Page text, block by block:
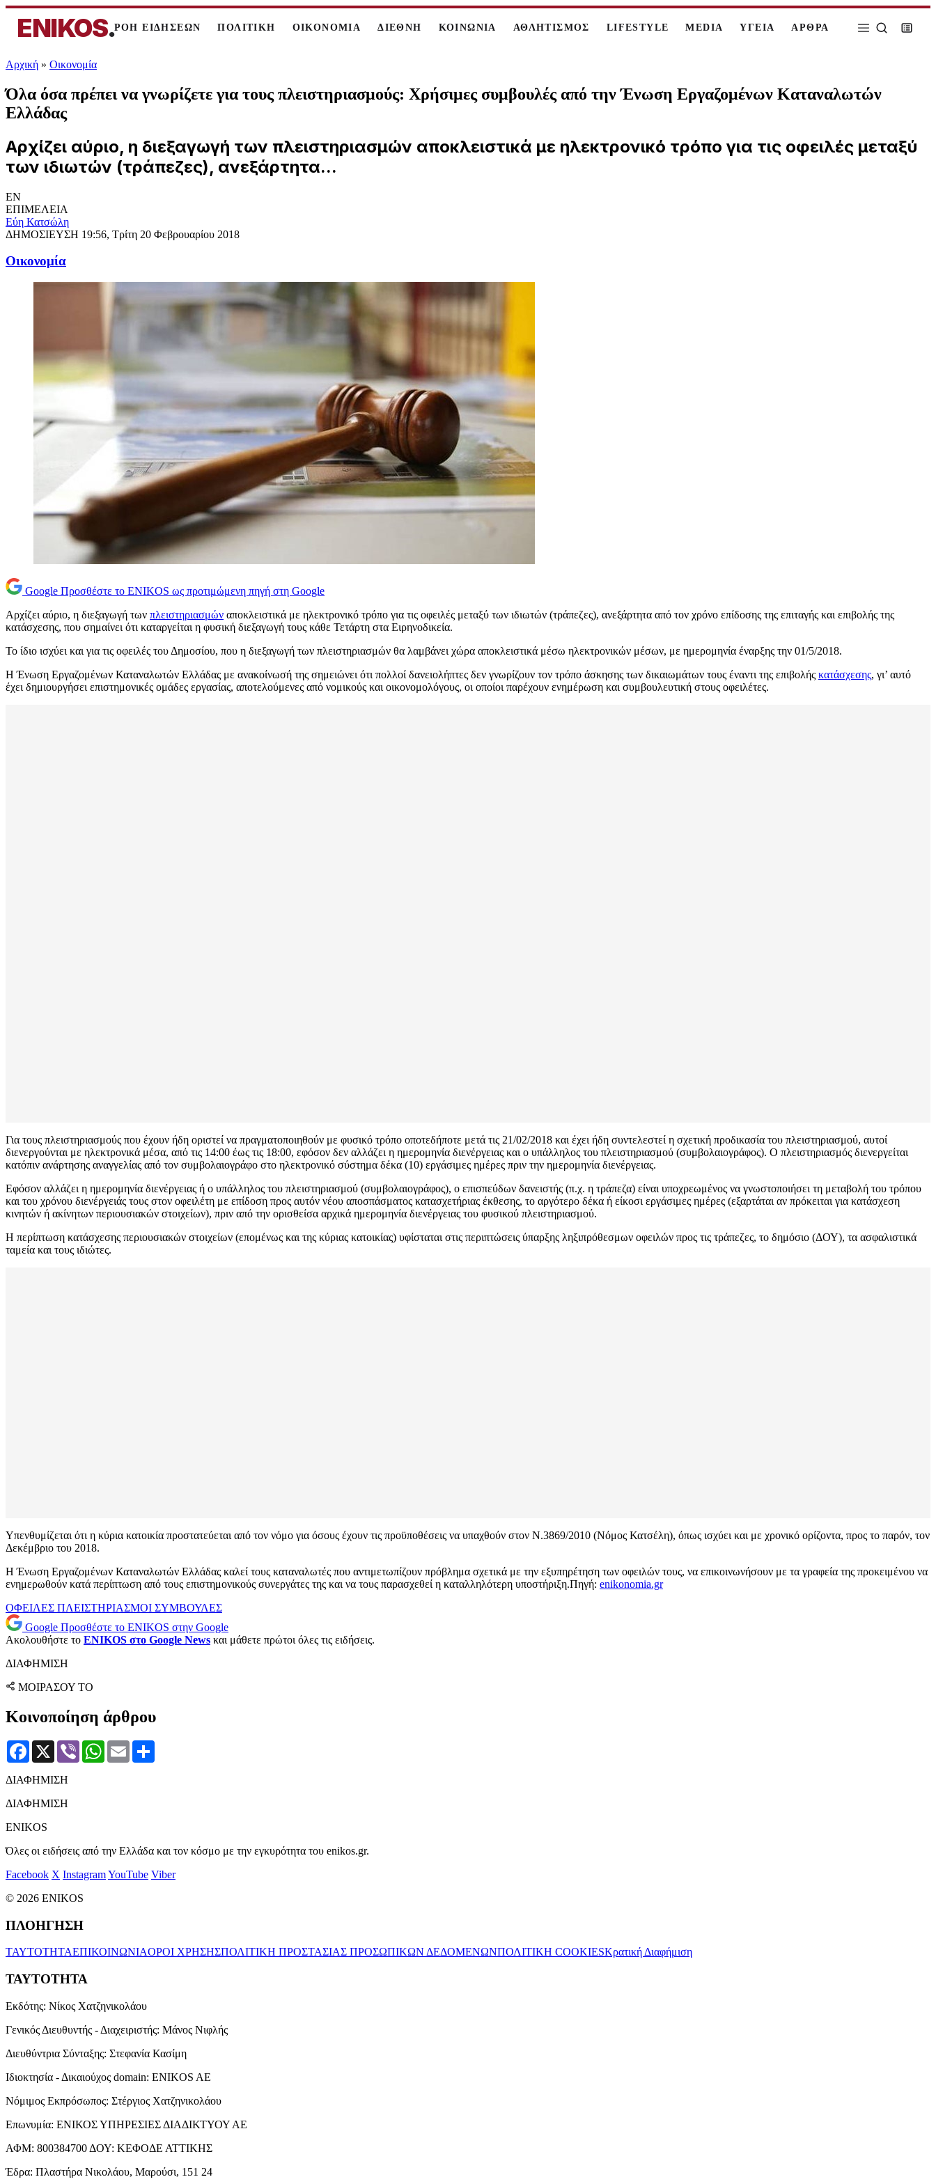
ENIKOS.ΡΟΗ ΕΙΔΗΣΕΩΝ ΠΟΛΙΤΙΚΗ ΟΙΚΟΝΟΜΙΑ ΔΙΕΘΝΗ ΚΟΙΝΩΝΙΑ ΑΘΛΗΤΙΣΜΟΣ LIFESTYLE MEDIA ΥΓΕΙΑ ΑΡΘΡΑ
Αρχική » Oικονομία
Όλα όσα πρέπει να γνωρίζετε για τους πλειστηριασμούς: Χρήσιμες συμβουλές από την Ένωση Εργαζομένων Καταναλωτών
Ελλάδας
Αρχίζει αύριο, η διεξαγωγή των πλειστηριασμών αποκλειστικά με ηλεκτρονικό τρόπο για τις οφειλές μεταξύ
των ιδιωτών (τράπεζες), ανεξάρτητα...
EN
ΕΠΙΜΕΛΕΙΑ
Εύη Κατσώλη
ΔΗΜΟΣΙΕΥΣΗ 19:56, Τρίτη 20 Φεβρουαρίου 2018
Oικονομία
Google Προσθέστε το ENIKOS ως προτιμώμενη πηγή στη Google
Αρχίζει αύριο, η διεξαγωγή των πλειστηριασμών αποκλειστικά με ηλεκτρονικό τρόπο για τις οφειλές μεταξύ των ιδιωτών (τράπεζες), ανεξάρτητα από τον χρόνο επίδοσης της επιταγής και επιβολής της
κατάσχεσης, που σημαίνει ότι καταργείται η φυσική διεξαγωγή τους κάθε Τετάρτη στα Ειρηνοδικεία.
Το ίδιο ισχύει και για τις οφειλές του Δημοσίου, που η διεξαγωγή των πλειστηριασμών θα λαμβάνει χώρα αποκλειστικά μέσω ηλεκτρονικών μέσων, με ημερομηνία έναρξης την 01/5/2018.
Η Ένωση Εργαζομένων Καταναλωτών Ελλάδας με ανακοίνωσή της σημειώνει ότι πολλοί δανειολήπτες δεν γνωρίζουν τον τρόπο άσκησης των δικαιωμάτων τους έναντι της επιβολής κατάσχεσης, γι’ αυτό
έχει δημιουργήσει επιστημονικές ομάδες εργασίας, αποτελούμενες από νομικούς και οικονομολόγους, οι οποίοι παρέχουν ενημέρωση και συμβουλευτική στους οφειλέτες.
Για τους πλειστηριασμούς που έχουν ήδη οριστεί να πραγματοποιηθούν με φυσικό τρόπο οποτεδήποτε μετά τις 21/02/2018 και έχει ήδη συντελεστεί η σχετική προδικασία του πλειστηριασμού, αυτοί
διενεργούνται με ηλεκτρονικά μέσα, από τις 14:00 έως τις 18:00, εφόσον δεν αλλάζει η ημερομηνία διενέργειας και ο υπάλληλος του πλειστηριασμού (συμβολαιογράφος). Ο πλειστηριασμός διενεργείται
κατόπιν ανάρτησης αναγγελίας από τον συμβολαιογράφο στο ηλεκτρονικό σύστημα δέκα (10) εργάσιμες ημέρες πριν την ημερομηνία διενέργειας.
Εφόσον αλλάζει η ημερομηνία διενέργειας ή ο υπάλληλος του πλειστηριασμού (συμβολαιογράφος), ο επισπεύδων δανειστής (π.χ. η τράπεζα) είναι υποχρεωμένος να γνωστοποιήσει τη μεταβολή του τρόπου
και του χρόνου διενέργειάς τους στον οφειλέτη με επίδοση προς αυτόν νέου αποσπάσματος κατασχετήριας έκθεσης, το αργότερο δέκα ή είκοσι εργάσιμες ημέρες (εξαρτάται αν πρόκειται για κατάσχεση
κινητών ή ακίνητων περιουσιακών στοιχείων), πριν από την ορισθείσα αρχικά ημερομηνία διενέργειας του φυσικού πλειστηριασμού.
H περίπτωση κατάσχεσης περιουσιακών στοιχείων (επομένως και της κύριας κατοικίας) υφίσταται στις περιπτώσεις ύπαρξης ληξιπρόθεσμων οφειλών προς τις τράπεζες, το δημόσιο (ΔΟΥ), τα ασφαλιστικά
ταμεία και τους ιδιώτες.
Υπενθυμίζεται ότι η κύρια κατοικία προστατεύεται από τον νόμο για όσους έχουν τις προϋποθέσεις να υπαχθούν στον Ν.3869/2010 (Νόμος Κατσέλη), όπως ισχύει και με χρονικό ορίζοντα, προς το παρόν, τον
Δεκέμβριο του 2018.
Η Ένωση Εργαζομένων Καταναλωτών Ελλάδας καλεί τους καταναλωτές που αντιμετωπίζουν πρόβλημα σχετικά με την εξυπηρέτηση των οφειλών τους, να επικοινωνήσουν με τα γραφεία της προκειμένου να
ενημερωθούν κατά περίπτωση από τους επιστημονικούς συνεργάτες της και να τους παρασχεθεί η καταλληλότερη υποστήριξη.Πηγή: enikonomia.gr
ΟΦΕΙΛΕΣ ΠΛΕΙΣΤΗΡΙΑΣΜΟΙ ΣΥΜΒΟΥΛΕΣ
Google Προσθέστε το ENIKOS στην Google
Ακολουθήστε το ENIKOS στο Google News και μάθετε πρώτοι όλες τις ειδήσεις.
ΔΙΑΦΗΜΙΣΗ
ΜΟΙΡΑΣΟΥ ΤΟ
Κοινοποίηση άρθρου
Facebook
X Viber WhatsApp
Email
ΔΙΑΦΗΜΙΣΗ
ΔΙΑΦΗΜΙΣΗ
ENIKOS
Όλες οι ειδήσεις από την Ελλάδα και τον κόσμο με την εγκυρότητα του enikos.gr.
Facebook X InstagramYouTube Viber
© 2026 ENIKOS
ΠΛΟΗΓΗΣΗ
ΤΑΥΤΟΤΗΤΑΕΠΙΚΟΙΝΩΝΙΑΟΡΟΙ ΧΡΗΣΗΣΠΟΛΙΤΙΚΗ ΠΡΟΣΤΑΣΙΑΣ ΠΡΟΣΩΠΙΚΩΝ ΔΕΔΟΜΕΝΩΝΠΟΛΙΤΙΚΗ COOKIESΚρατική Διαφήμιση
ΤΑΥΤΟΤΗΤΑ
Εκδότης: Νίκος Χατζηνικολάου
Γενικός Διευθυντής - Διαχειριστής: Μάνος Νιφλής
Διευθύντρια Σύνταξης: Στεφανία Κασίμη
Ιδιοκτησία - Δικαιούχος domain: ENIKOS AE
Νόμιμος Εκπρόσωπος: Στέργιος Χατζηνικολάου
Επωνυμία: ΕΝΙΚΟΣ ΥΠΗΡΕΣΙΕΣ ΔΙΑΔΙΚΤΥΟΥ ΑΕ
ΑΦΜ: 800384700 ΔΟΥ: ΚΕΦΟΔΕ ΑΤΤΙΚΗΣ
Έδρα: Πλαστήρα Νικολάου, Μαρούσι, 151 24